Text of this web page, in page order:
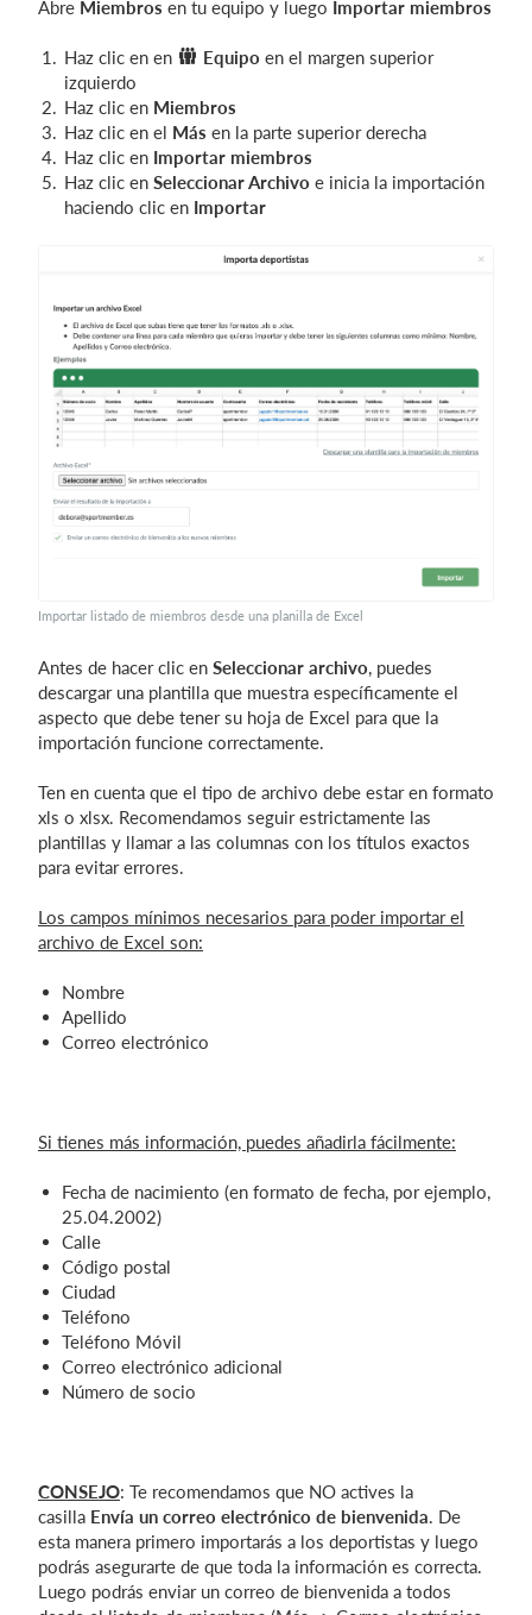
Abre Miembros en tu equipo y luego Importar miembros
Haz clic en en Equipo en el margen superior
izquierdo
Haz clic en Miembros
Haz clic en el Más en la parte superior derecha
Haz clic en Importar miembros
Haz clic en Seleccionar Archivo e inicia la importación
haciendo clic en Importar
Importar listado de miembros desde una planilla de Excel
Antes de hacer clic en Seleccionar archivo, puedes
descargar una plantilla que muestra específicamente el
aspecto que debe tener su hoja de Excel para que la
importación funcione correctamente.
Ten en cuenta que el tipo de archivo debe estar en formato
xls o xlsx. Recomendamos seguir estrictamente las
plantillas y llamar a las columnas con los títulos exactos
para evitar errores.
Los campos mínimos necesarios para poder importar el
archivo de Excel son:
Nombre
Apellido
Correo electrónico
Si tienes más información, puedes añadirla fácilmente:
Fecha de nacimiento (en formato de fecha, por ejemplo,
25.04.2002)
Calle
Código postal
Ciudad
Teléfono
Teléfono Móvil
Correo electrónico adicional
Número de socio
CONSEJO: Te recomendamos que NO actives la
casilla Envía un correo electrónico de bienvenida. De
esta manera primero importarás a los deportistas y luego
podrás asegurarte de que toda la información es correcta.
Luego podrás enviar un correo de bienvenida a todos